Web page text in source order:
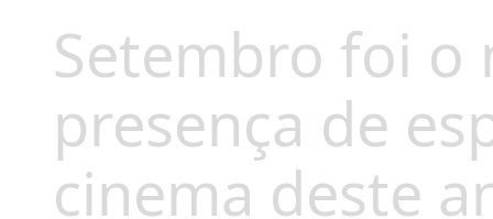
Setembro foi o
presença de
cinema deste